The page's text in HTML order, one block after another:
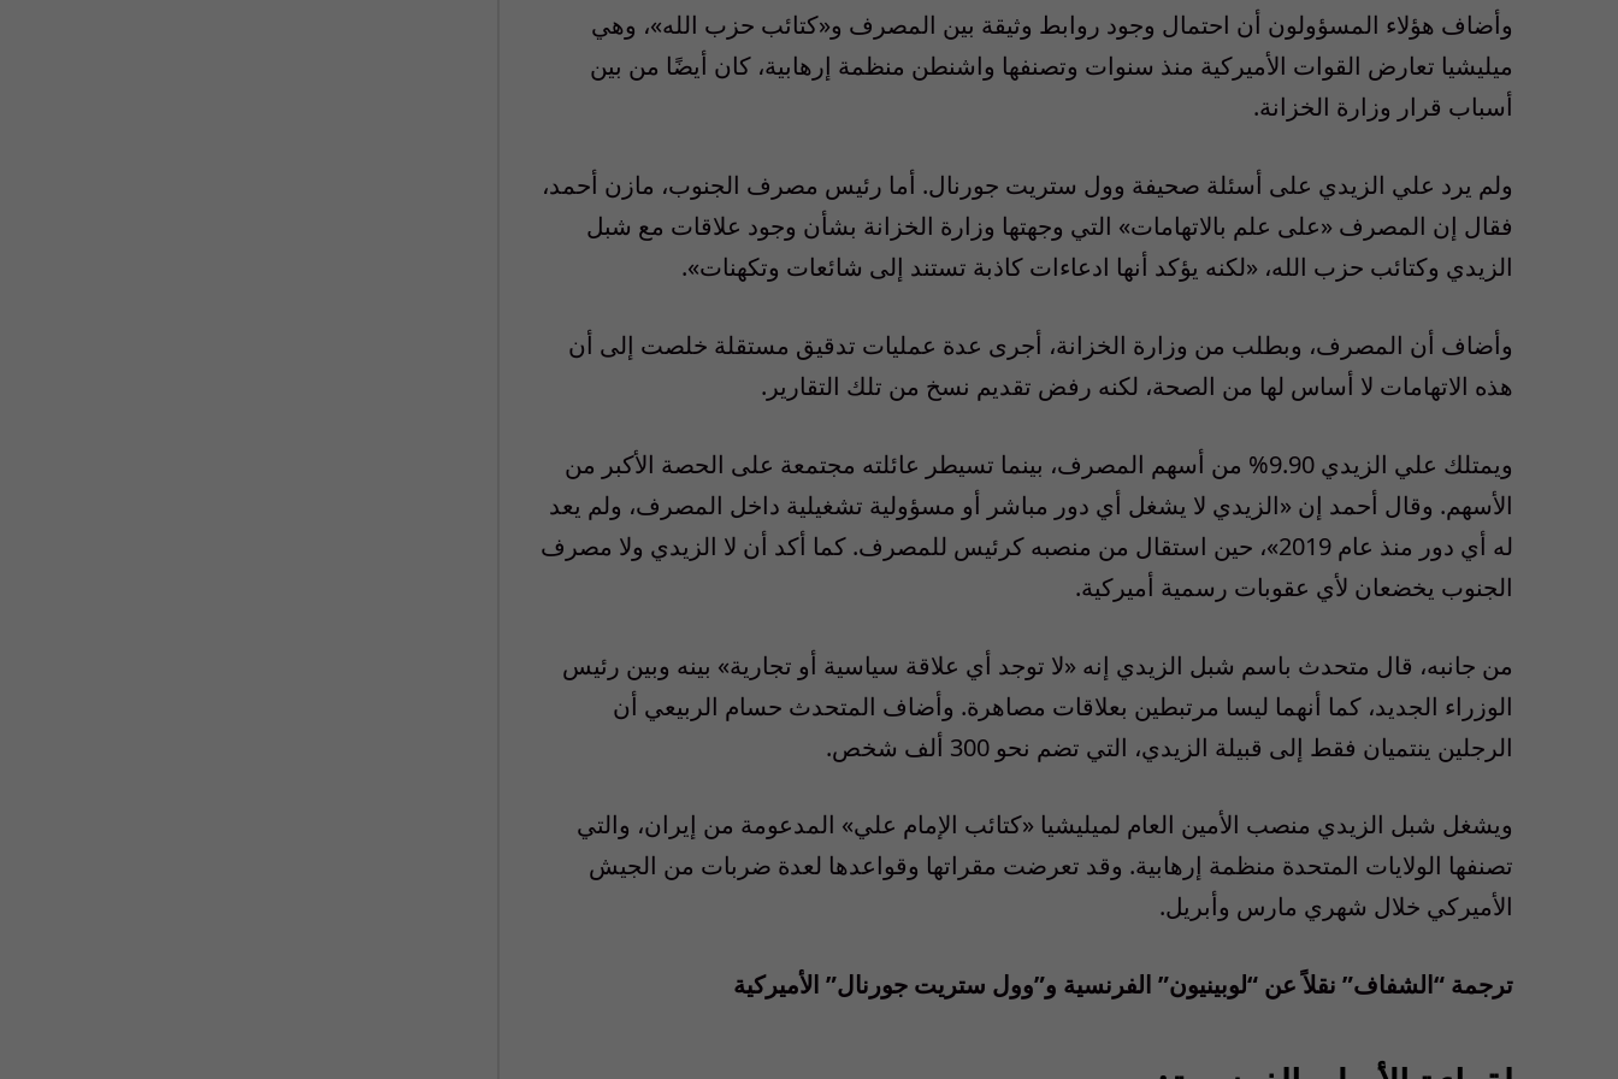
وأضاف هؤلاء المسؤولون أن احتمال وجود روابط وثيقة بين المصرف و«كتائب حزب الله»، وهي
ميليشيا تعارض القوات الأميركية منذ سنوات وتصنفها واشنطن منظمة إرهابية، كان أيضًا من بين
أسباب قرار وزارة الخزانة.
ولم يرد علي الزيدي على أسئلة صحيفة وول ستريت جورنال. أما رئيس مصرف الجنوب، مازن أحمد،
فقال إن المصرف «على علم بالاتهامات» التي وجهتها وزارة الخزانة بشأن وجود علاقات مع شبل
الزيدي وكتائب حزب الله، «لكنه يؤكد أنها ادعاءات كاذبة تستند إلى شائعات وتكهنات».
وأضاف أن المصرف، وبطلب من وزارة الخزانة، أجرى عدة عمليات تدقيق مستقلة خلصت إلى أن
هذه الاتهامات لا أساس لها من الصحة، لكنه رفض تقديم نسخ من تلك التقارير.
ويمتلك علي الزيدي 9.90% من أسهم المصرف، بينما تسيطر عائلته مجتمعة على الحصة الأكبر من
الأسهم. وقال أحمد إن «الزيدي لا يشغل أي دور مباشر أو مسؤولية تشغيلية داخل المصرف، ولم يعد
له أي دور منذ عام 2019»، حين استقال من منصبه كرئيس للمصرف. كما أكد أن لا الزيدي ولا مصرف
الجنوب يخضعان لأي عقوبات رسمية أميركية.
من جانبه، قال متحدث باسم شبل الزيدي إنه «لا توجد أي علاقة سياسية أو تجارية» بينه وبين رئيس
الوزراء الجديد، كما أنهما ليسا مرتبطين بعلاقات مصاهرة. وأضاف المتحدث حسام الربيعي أن
الرجلين ينتميان فقط إلى قبيلة الزيدي، التي تضم نحو 300 ألف شخص.
ويشغل شبل الزيدي منصب الأمين العام لميليشيا «كتائب الإمام علي» المدعومة من إيران، والتي
تصنفها الولايات المتحدة منظمة إرهابية. وقد تعرضت مقراتها وقواعدها لعدة ضربات من الجيش
الأميركي خلال شهري مارس وأبريل.
ترجمة “الشفاف” نقلاً عن “لوبينيون” الفرنسية و”وول ستريت جورنال” الأميركية